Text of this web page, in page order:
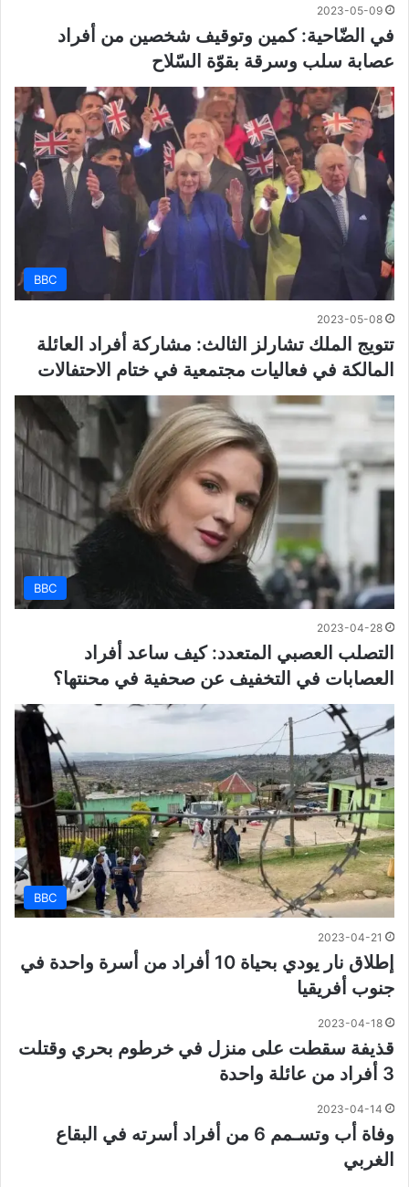
2023-05-09
في الضّاحية: كمين وتوقيف شخصين من أفراد
عصابة سلب وسرقة بقوّة السّلاح
BBC
2023-05-08
تتويج الملك تشارلز الثالث: مشاركة أفراد العائلة
المالكة في فعاليات مجتمعية في ختام الاحتفالات
BBC
2023-04-28
التصلب العصبي المتعدد: كيف ساعد أفراد
العصابات في التخفيف عن صحفية في محنتها؟
BBC
2023-04-21
إطلاق نار يودي بحياة 10 أفراد من أسرة واحدة في
جنوب أفريقيا
2023-04-18
قذيفة سقطت على منزل في خرطوم بحري وقتلت
3 أفراد من عائلة واحدة
2023-04-14
وفاة أب وتسـمم 6 من أفراد أسرته في البقاع
الغربي